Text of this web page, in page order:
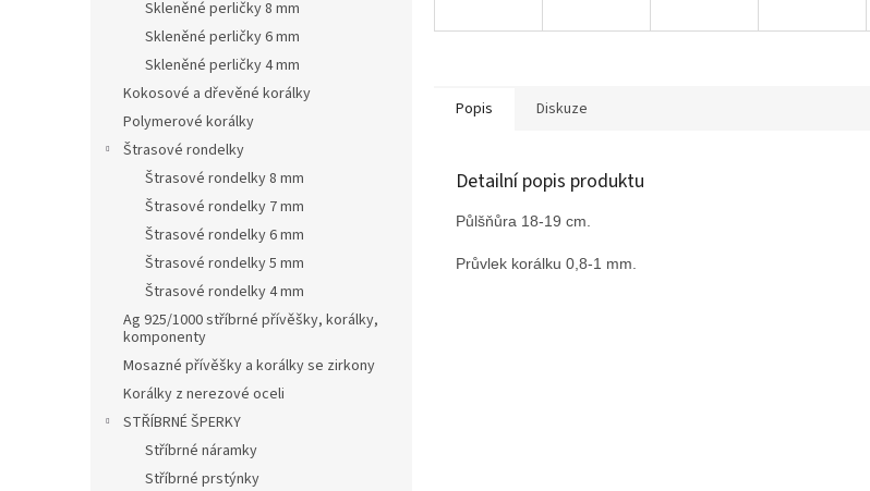
Skleněné perličky 8 mm
Skleněné perličky 6 mm
Skleněné perličky 4 mm
Kokosové a dřevěné korálky
Polymerové korálky
Štrasové rondelky
Štrasové rondelky 8 mm
Štrasové rondelky 7 mm
Štrasové rondelky 6 mm
Štrasové rondelky 5 mm
Štrasové rondelky 4 mm
Ag 925/1000 stříbrné přívěšky, korálky,
komponenty
Mosazné přívěšky a korálky se zirkony
Korálky z nerezové oceli
STŘÍBRNÉ ŠPERKY
Stříbrné náramky
Stříbrné prstýnky
Popis Diskuze
Detailní popis produktu
Půlšňůra 18-19 cm.
Průvlek korálku 0,8-1 mm.